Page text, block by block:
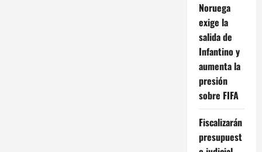
Noruega
exige la
salida de
Infantino y
aumenta la
presión
sobre FIFA
Fiscalizarán
presupuest